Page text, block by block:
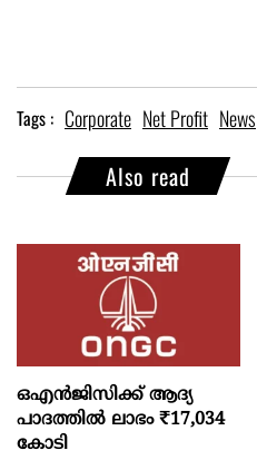
Tags : Corporate Net Profit News
Also read
ഒഎന്‍ജിസിക്ക് ആദ്യ
പാദത്തില്‍ ലാഭം ₹17,034
കോടി